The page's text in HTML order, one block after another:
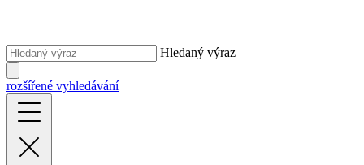
Hledaný výraz
rozšířené vyhledávání